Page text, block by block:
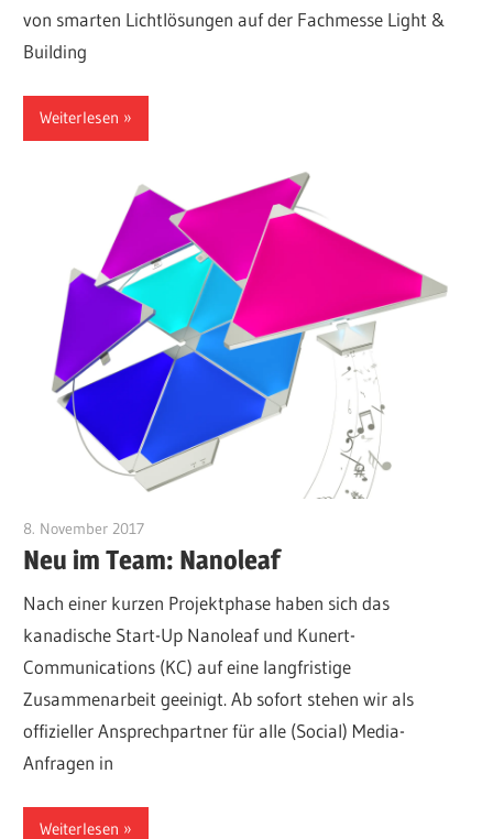
von smarten Lichtlösungen auf der Fachmesse Light &
Building
Weiterlesen
8. November 2017
Neu im Team: Nanoleaf
Nach einer kurzen Projektphase haben sich das
kanadische Start-Up Nanoleaf und Kunert-
Communications (KC) auf eine langfristige
Zusammenarbeit geeinigt. Ab sofort stehen wir als
offizieller Ansprechpartner für alle (Social) Media-
Anfragen in
Weiterlesen